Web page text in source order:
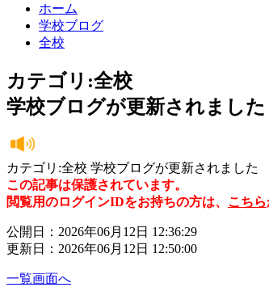
ホーム
学校ブログ
全校
カテゴリ:全校
学校ブログが更新されました
カテゴリ:全校 学校ブログが更新されました
この記事は保護されています。
閲覧用のログインIDをお持ちの方は、 こちら
公開日：2026年06月12日 12:36:29
更新日：2026年06月12日 12:50:00
一覧画面へ